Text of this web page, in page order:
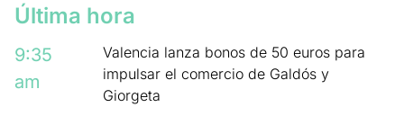
Última hora
9:35
am
Valencia lanza bonos de 50 euros para
impulsar el comercio de Galdós y
Giorgeta